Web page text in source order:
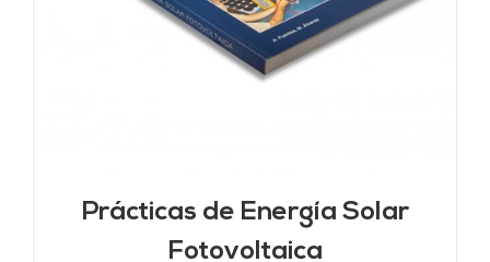
Prácticas de Energía Solar
Fotovoltaica